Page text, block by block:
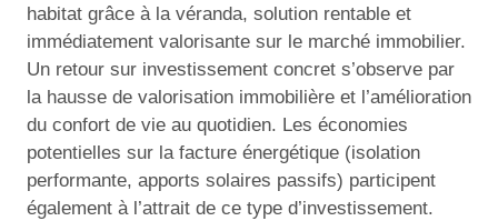
habitat grâce à la véranda, solution rentable et
immédiatement valorisante sur le marché immobilier.
Un retour sur investissement concret s’observe par
la hausse de valorisation immobilière et l’amélioration
du confort de vie au quotidien. Les économies
potentielles sur la facture énergétique (isolation
performante, apports solaires passifs) participent
également à l’attrait de ce type d’investissement.